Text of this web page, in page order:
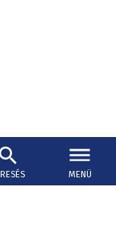
MENÜ
és Karas a
ügyről